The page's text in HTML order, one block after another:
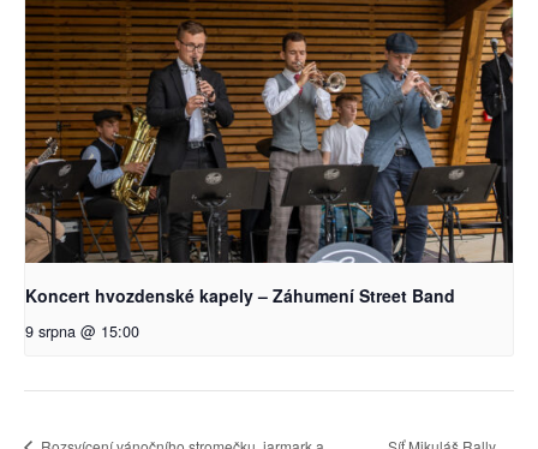
Koncert hvozdenské kapely – Záhumení Street Band
9 srpna @ 15:00